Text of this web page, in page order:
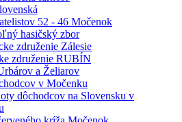
52 - 46 Močenok
hasičský zbor
združenie Zálesie
združenie RUBÍN
a Želiarov
v Močenku
dôchodcov na Slovensku v